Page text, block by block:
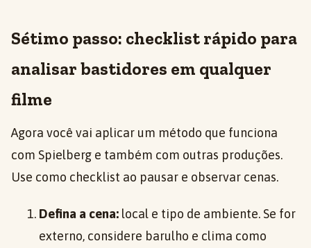
Sétimo passo: checklist rápido para
analisar bastidores em qualquer
filme
Agora você vai aplicar um método que funciona
com Spielberg e também com outras produções.
Use como checklist ao pausar e observar cenas.
Defina a cena: local e tipo de ambiente. Se for
externo, considere barulho e clima como